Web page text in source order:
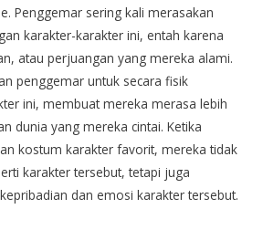
Penggemar sering kali merasakan
karakter-karakter ini, entah karena
atau perjuangan yang mereka alami.
penggemar untuk secara fisik
ini, membuat mereka merasa lebih
dunia yang mereka cintai. Ketika
kostum karakter favorit, mereka tidak
karakter tersebut, tetapi juga
dan emosi karakter tersebut.